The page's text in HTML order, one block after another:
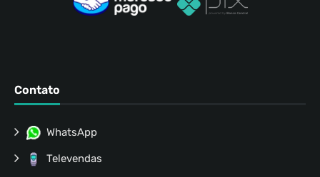
Contato
WhatsApp
Televendas